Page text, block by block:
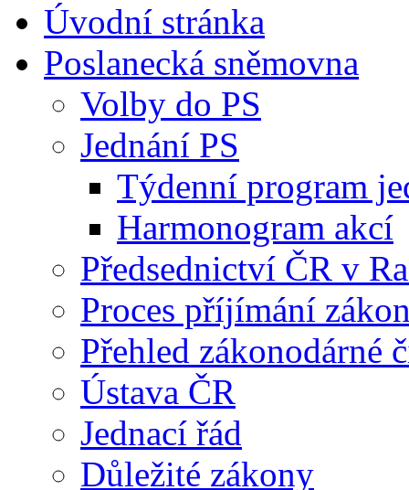
Úvodní stránka
Poslanecká sněmovna
Volby do PS
Jednání PS
Týdenní program
Harmonogram akcí
Předsednictví ČR v
Proces příjímání
Přehled zákonodárné
Ústava ČR
Jednací řád
Důležité zákony